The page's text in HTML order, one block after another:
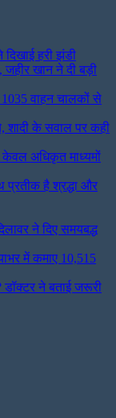
दिखाई हरी झंडी
जहीर खान ने दी बड़ी
1035 वाहन चालकों से
शादी के सवाल पर कही
केवल अधिकृत माध्यमों
प्रतीक है श्रद्धा और
ने दिए समयबद्ध
में कमाए 10,515
डॉक्टर ने बताई जरूरी